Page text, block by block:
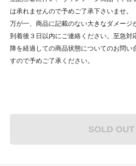
は承れませんので予めご了承下さいませ。
万が一、商品に記載のない大きなダメージ
到着後３日以内にご連絡ください。至急対
降を経過しての商品状態についてのお問い
すので予めご了承ください。
SOLD OUT